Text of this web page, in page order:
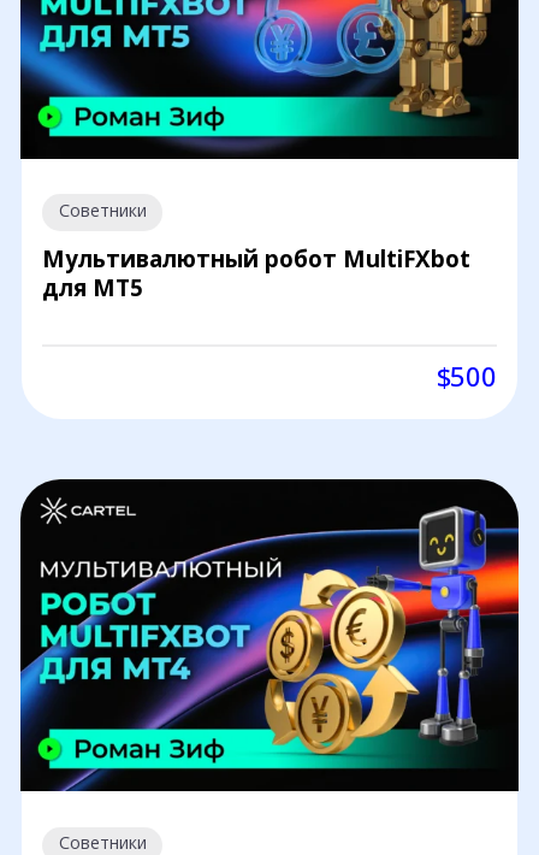
Советники
Мультивалютный робот MultiFXbot
для MT5
$500
Советники